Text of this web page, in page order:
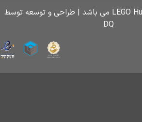
کلیه حقوق متعلق به LEGO Hub می باشد | طراحی و توسعه توسط
DQ